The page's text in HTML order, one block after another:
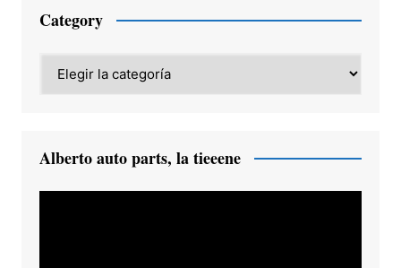
Category
Alberto auto parts, la tieeene